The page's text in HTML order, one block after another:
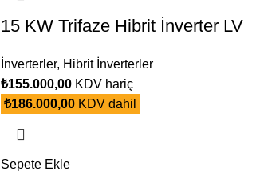
15 KW Trifaze Hibrit İnverter LV
İnverterler, Hibrit İnverterler
₺155.000,00KDV hariç
₺186.000,00KDV dahil
Sepete Ekle